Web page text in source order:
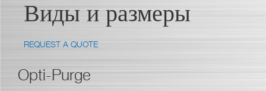
Виды и размеры
REQUEST A QUOTE
Opti-Purge